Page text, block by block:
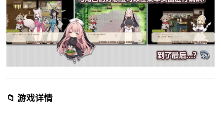
📁 游戏详情